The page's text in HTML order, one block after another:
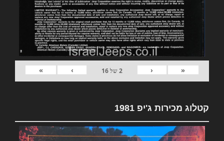
«
‹
2של16
›
»
קטלוג מכירות ג'יפ 1981